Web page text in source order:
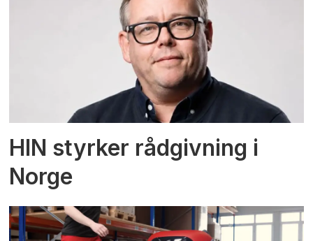
HIN styrker rådgivning i
Norge